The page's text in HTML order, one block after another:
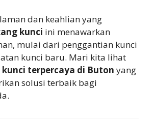
dan keahlian yang
kunci ini menawarkan
mulai dari penggantian kunci
kunci baru. Mari kita lihat
terpercaya di Buton yang
solusi terbaik bagi